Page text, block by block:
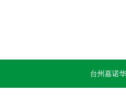
台州嘉诺